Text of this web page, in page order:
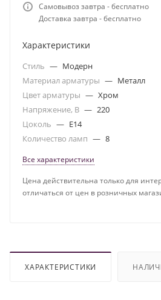
Самовывоз завтра - бесплатно
Доставка завтра - бесплатно
Характеристики
Стиль — Модерн
Материал арматуры — Металл
Цвет арматуры — Хром
Напряжение, В — 220
Цоколь — E14
Количество ламп — 8
Все характеристики
Цена действительна только для
отличаться от цен в розничных
ХАРАКТЕРИСТИКИ